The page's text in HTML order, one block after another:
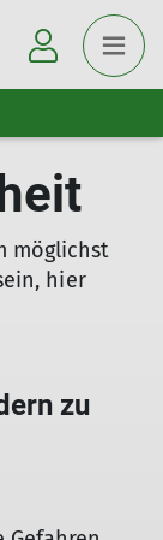
möglichst
hier
zu